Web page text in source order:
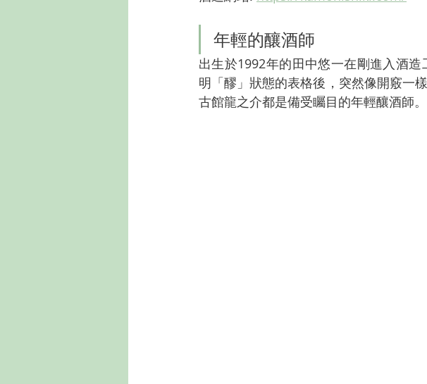
年輕的釀酒師
出生於1992年的田中悠一在剛進入酒
明「醪」狀態的表格後，突然像開竅一
古館龍之介都是備受矚目的年輕釀酒師。